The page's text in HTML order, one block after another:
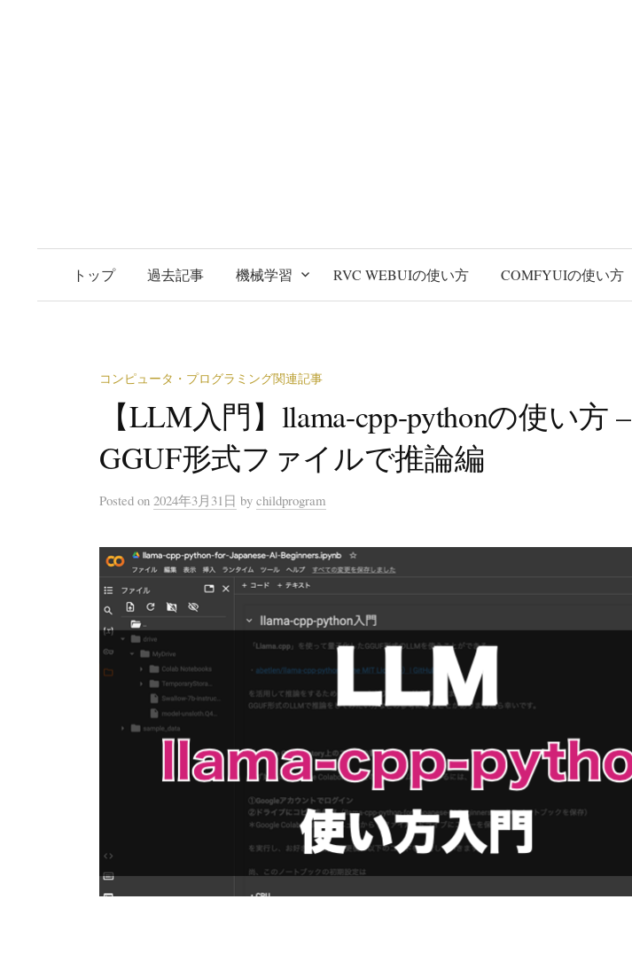
トップ 過去記事 機械学習 RVC WEBUIの使い方 COMFYUIの使い方
コンピュータ・プログラミング関連記事
【LLM入門】llama-cpp-pythonの使い方 –
GGUF形式ファイルで推論編
Posted on 2024年3月31日 by childprogram